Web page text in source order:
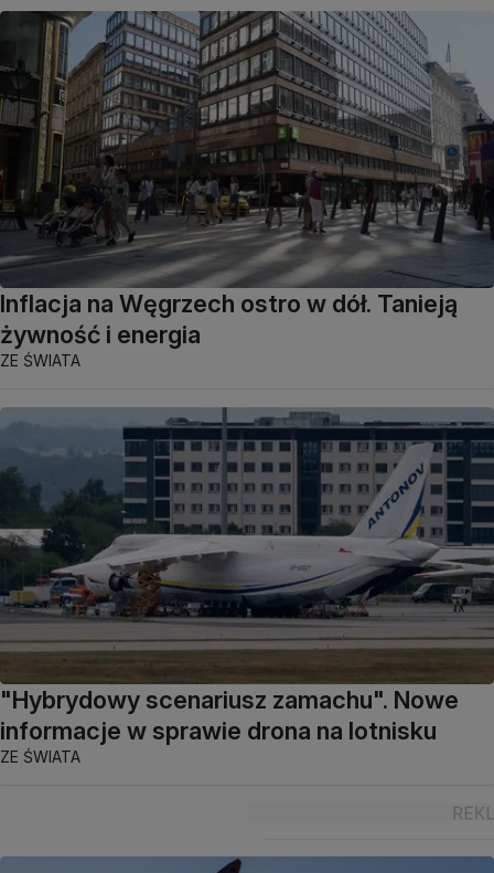
Inflacja na Węgrzech ostro w dół. Tanieją
żywność i energia
ZE ŚWIATA
"Hybrydowy scenariusz zamachu". Nowe
informacje w sprawie drona na lotnisku
ZE ŚWIATA